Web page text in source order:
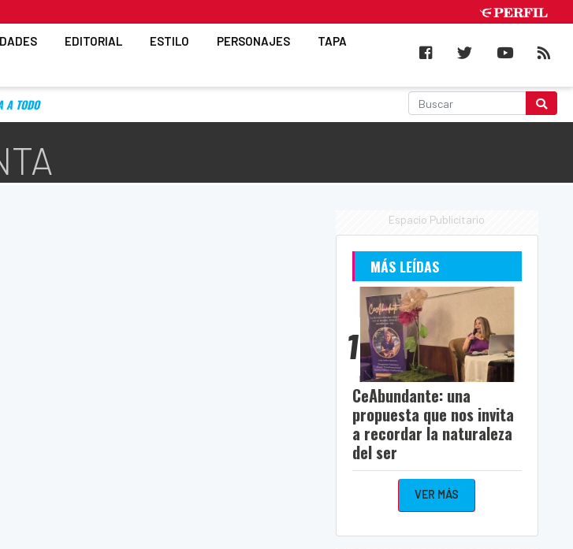
EDITORIAL ESTILO PERSONAJES
TAPA
A TODO
Espacio Publicitario
MÁS LEÍDAS
1
CeAbundante: una
propuesta que nos invita
a recordar la naturaleza
del ser
VER MÁS